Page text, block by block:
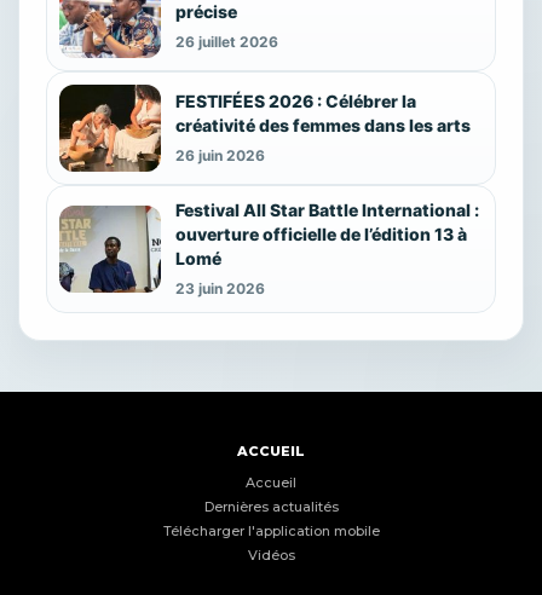
précise
26 juillet 2026
FESTIFÉES 2026 : Célébrer la
créativité des femmes dans les arts
26 juin 2026
Festival All Star Battle International :
ouverture officielle de l’édition 13 à
Lomé
23 juin 2026
ACCUEIL
Accueil
Dernières actualités
Télécharger l'application mobile
Vidéos